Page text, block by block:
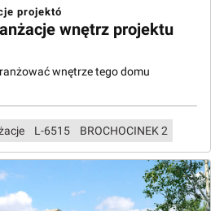
projektó
wnętrz projektu
wnętrze tego domu
L-6515 BROCHOCINEK 2